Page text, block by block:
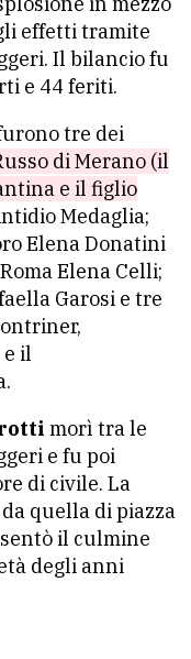
effetti tramite
Il bilancio fu
e 44 feriti.
tre dei
di Merano (il
e il figlio
Medaglia;
Elena Donatini
Elena Celli;
Garosi e tre
il
morì tra le
e fu poi
di civile. La
quella di piazza
il culmine
degli anni